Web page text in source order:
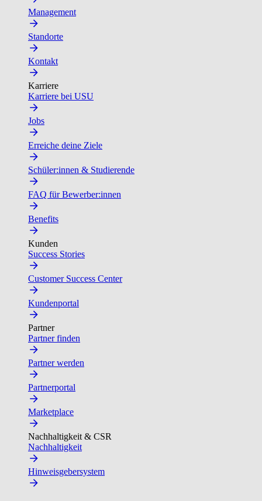
Management
Standorte
Kontakt
Karriere
Karriere bei USU
Jobs
Erreiche deine Ziele
Schüler:innen & Studierende
FAQ für Bewerber:innen
Benefits
Kunden
Success Stories
Customer Success Center
Kundenportal
Partner
Partner finden
Partner werden
Partnerportal
Marketplace
Nachhaltigkeit & CSR
Nachhaltigkeit
Hinweisgebersystem